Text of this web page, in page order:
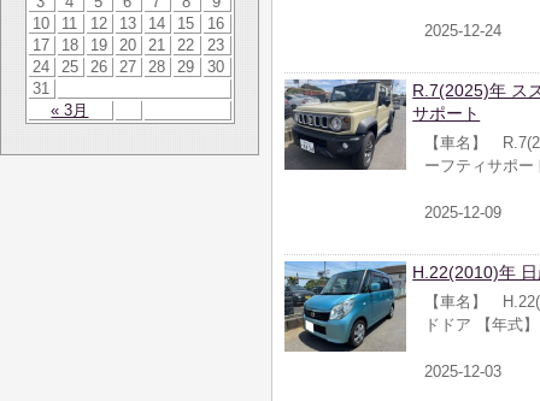
« 3月
10
11 12 13 14 15
16
17
18 19 20 21 22
23
24
25 26 27 28 29
30
31
2025-12-24
R.7(2025)年 ス
サポート
【車名】
ーフティサポー
2025-12-09
H.22(2010)年
【車名】
ドドア 【年式
2025-12-03